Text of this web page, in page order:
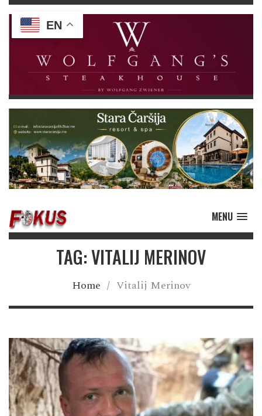
MENU
TAG: VITALIJ MERINOV
Home / Vitalij Merinov
EN